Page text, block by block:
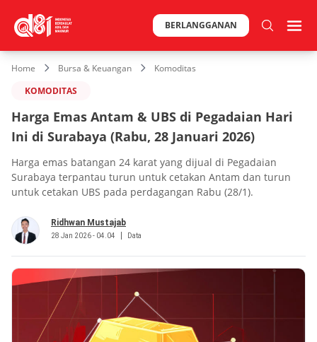
BERLANGGANAN
Home Bursa & Keuangan
Komoditas
KOMODITAS
Harga Emas Antam & UBS di Pegadaian Hari
Ini di Surabaya (Rabu, 28 Januari 2026)
Harga emas batangan 24 karat yang dijual di Pegadaian
Surabaya terpantau turun untuk cetakan Antam dan turun
untuk cetakan UBS pada perdagangan Rabu (28/1).
Ridhwan Mustajab
28 Jan 2026 - 04.04 Data